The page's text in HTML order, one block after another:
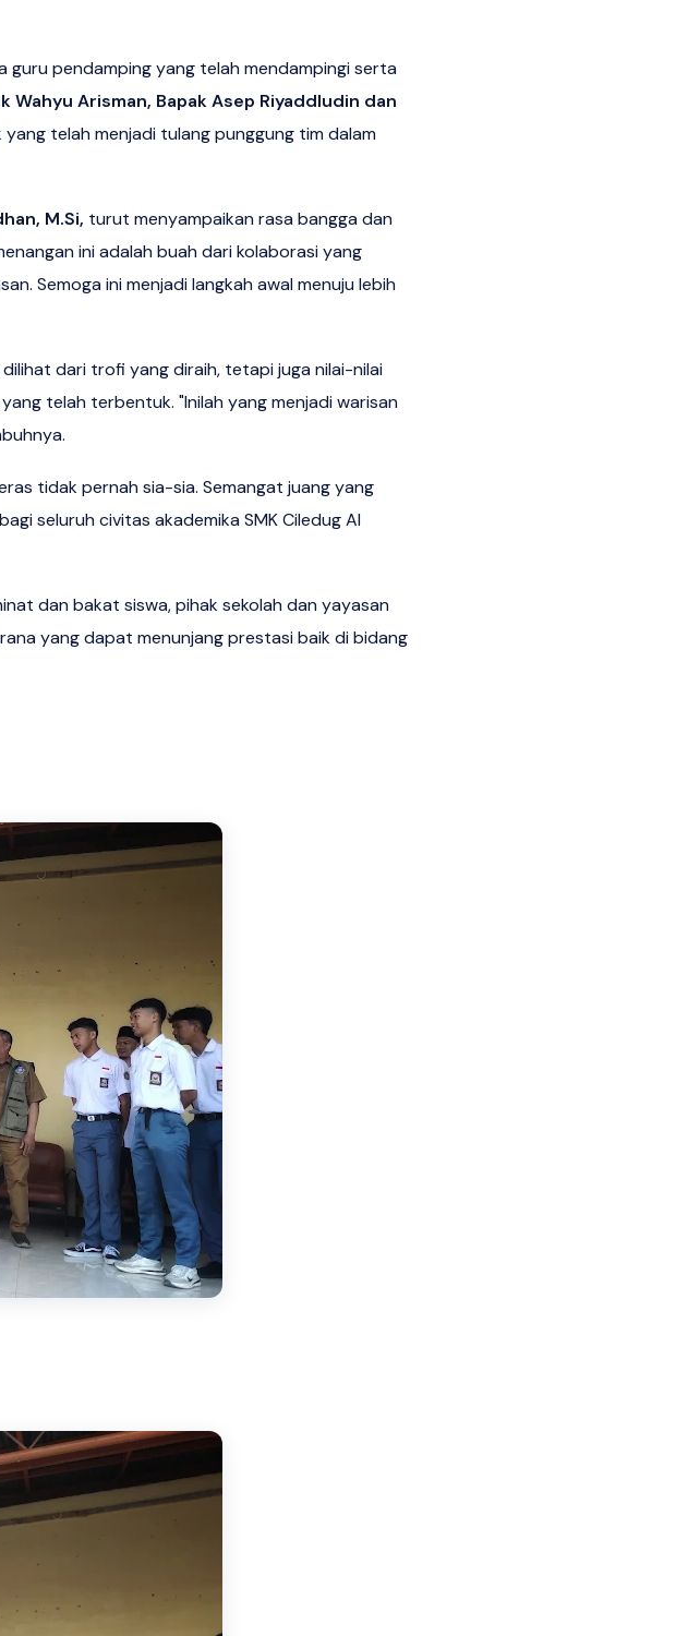
pendamping yang telah mendampingi serta
Wahyu Arisman, Bapak Asep Riyaddludin dan
telah menjadi tulang punggung tim dalam
M.Si, turut menyampaikan rasa bangga dan
ini adalah buah dari kolaborasi yang
Semoga ini menjadi langkah awal menuju lebih
dari trofi yang diraih, tetapi juga nilai-nilai
telah terbentuk. "Inilah yang menjadi warisan
tidak pernah sia-sia. Semangat juang yang
seluruh civitas akademika SMK Ciledug Al
dan bakat siswa, pihak sekolah dan yayasan
yang dapat menunjang prestasi baik di bidang